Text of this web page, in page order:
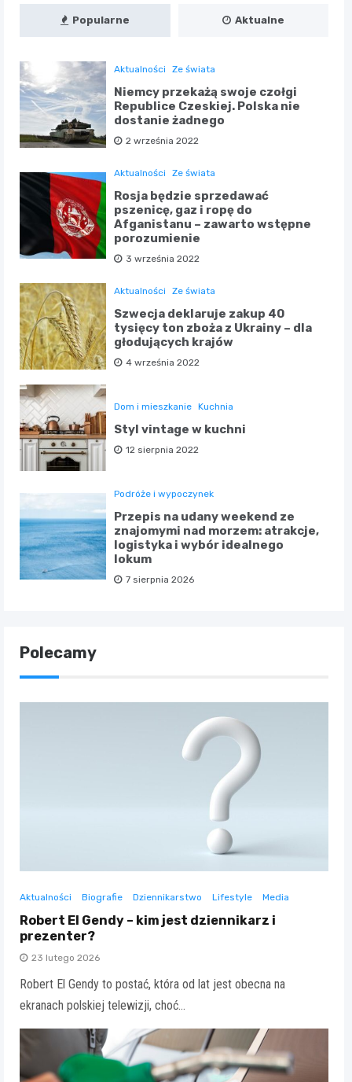
Popularne Aktualne
Aktualności Ze świata
Niemcy przekażą swoje czołgi
Republice Czeskiej. Polska nie
dostanie żadnego
2 września 2022
Aktualności Ze świata
Rosja będzie sprzedawać
pszenicę, gaz i ropę do
Afganistanu – zawarto wstępne
porozumienie
3 września 2022
Aktualności Ze świata
Szwecja deklaruje zakup 40
tysięcy ton zboża z Ukrainy – dla
głodujących krajów
4 września 2022
Dom i mieszkanie Kuchnia
Styl vintage w kuchni
12 sierpnia 2022
Podróże i wypoczynek
Przepis na udany weekend ze
znajomymi nad morzem: atrakcje,
logistyka i wybór idealnego
lokum
7 sierpnia 2026
Polecamy
Aktualności Biografie Dziennikarstwo Lifestyle Media
Robert El Gendy – kim jest dziennikarz i
prezenter?
23 lutego 2026
Robert El Gendy to postać, która od lat jest obecna na
ekranach polskiej telewizji, choć…